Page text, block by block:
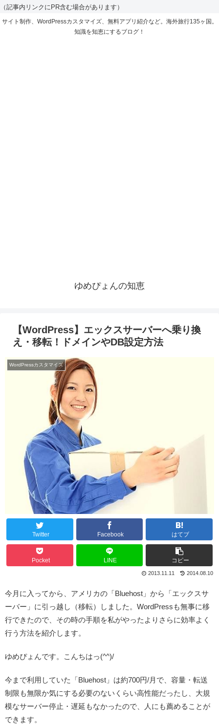
（記事内リンクにPR含む場合があります）
サイト制作、WordPressカスタマイズ、無料アプリ紹介など。海外旅行135ヶ国。
知識を知恵にするブログ！
ゆめぴょんの知恵
【WordPress】エックスサーバーへ乗り換
え・移転！ドメインやDB設定方法
WordPressカスタマイズ
Twitter Facebook はてブ
Pocket LINE コピー
2014.08.10
2013.11.11
今月に入ってから、アメリカの「Bluehost」から「エックスサ
ーバー」に引っ越し（移転）しました。WordPressも無事に移
行できたので、その時の手順を私がやったよりさらに効率よく
行う方法を紹介します。
ゆめぴょんです。こんちはっ(^^)/
今まで利用していた「Bluehost」は約700円/月で、容量・転送
制限も無限か気にする必要のないくらい高性能だったし、大規
模なサーバー停止・遅延もなかったので、人にも薦めることが
できます。